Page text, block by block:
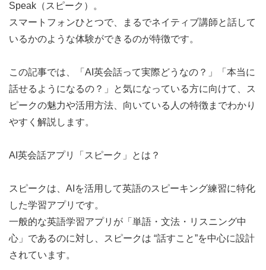
Speak（スピーク）。
スマートフォンひとつで、まるでネイティブ講師と話して
いるかのような体験ができるのが特徴です。
この記事では、「AI英会話って実際どうなの？」「本当に
話せるようになるの？」と気になっている方に向けて、ス
ピークの魅力や活用方法、向いている人の特徴までわかり
やすく解説します。
AI英会話アプリ「スピーク」とは？
スピークは、AIを活用して英語のスピーキング練習に特化
した学習アプリです。
一般的な英語学習アプリが「単語・文法・リスニング中
心」であるのに対し、スピークは “話すこと”を中心に設計
されています。